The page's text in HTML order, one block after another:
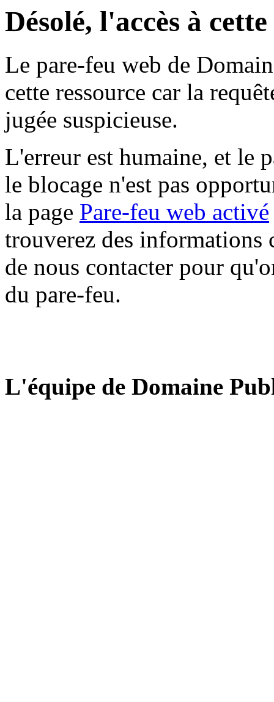
Désolé, l'accès à
Le pare-feu web de
cette ressource car la
jugée suspicieuse.
L'erreur est humaine, et le
le blocage n'est pas
la page Pare-feu web activé
trouverez des informations
de nous contacter pour
du pare-feu.
L'équipe de Domaine